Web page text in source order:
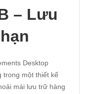
– Lưu
Desktop
trong một thiết kế
mái lưu trữ hàng